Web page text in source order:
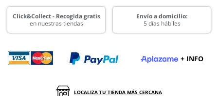
Click&Collect - Recogida gratis
en nuestras tiendas
Envío a domicilio:
5 días hábiles
+ INFO
LOCALIZA TU TIENDA MÁS CERCANA